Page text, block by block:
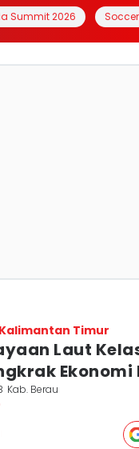
Summit 2026
Kalimantan Timur
Laut
Ekonomi
Kab. Berau